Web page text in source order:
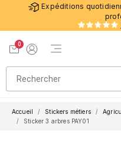
Expéditions
0
Menu de
Accueil Stickers métiers
Sticker 3 arbres PAY01